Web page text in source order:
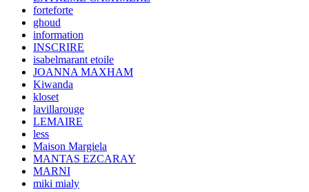
forteforte
ghoud
information
INSCRIRE
isabelmarant etoile
JOANNA MAXHAM
Kiwanda
kloset
lavillarouge
LEMAIRE
less
Maison Margiela
MANTAS EZCARAY
MARNI
miki mialy